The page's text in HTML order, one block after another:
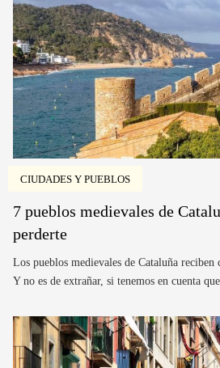
CIUDADES Y PUEBLOS
7 pueblos medievales de
perderte
Los pueblos medievales de Cataluña reciben
Y no es de extrañar, si tenemos en cuenta